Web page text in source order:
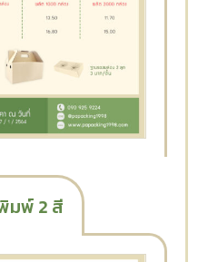
มพ์ 2 สี